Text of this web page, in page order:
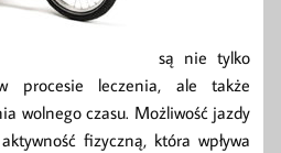
są nie tylko
procesie leczenia, ale także
wolnego czasu. Możliwość jazdy
fizyczną, która wpływa